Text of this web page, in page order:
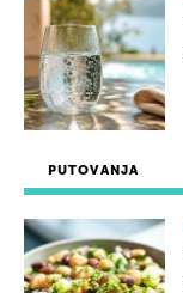
PUTOVANJA